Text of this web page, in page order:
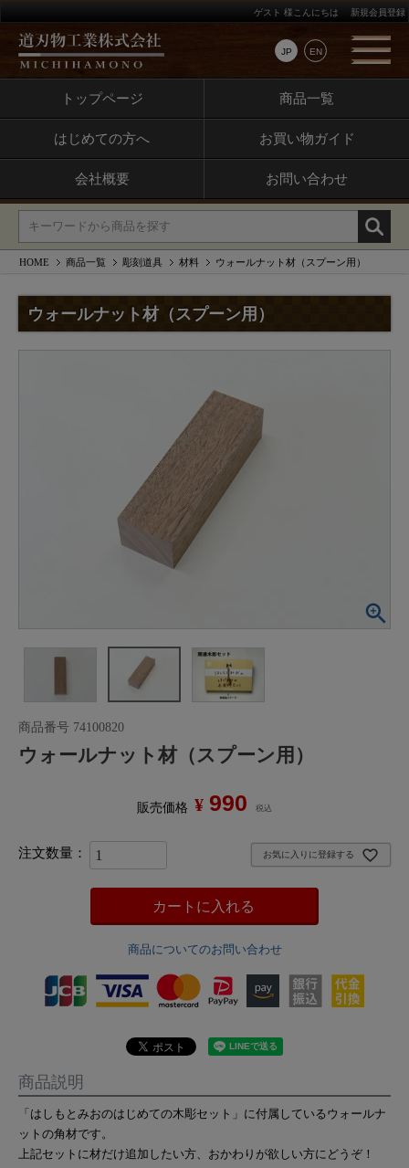
JP EN
ゲスト 様こんにちは 新規会員登録
トップページ 商品一覧
はじめての方へ お買い物ガイド
会社概要 お問い合わせ
HOME 商品一覧 彫刻道具 材料 ウォールナット材（スプーン用）
ウォールナット材（スプーン用）
商品番号 74100820
ウォールナット材（スプーン用）
販売価格 ¥ 990 税込
お気に入りに登録する
カートに入れる
商品についてのお問い合わせ
商品説明
「はしもとみおのはじめての木彫セット」に付属しているウォールナ
ットの角材です。
上記セットに材だけ追加したい方、おかわりが欲しい方にどうぞ！